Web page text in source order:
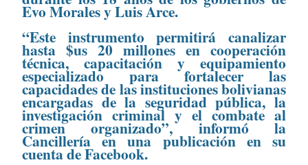
Evo Morales y Luis Arce.
“Este instrumento permitirá canalizar
hasta $us 20 millones en cooperación
técnica, capacitación y equipamiento
especializado para fortalecer las
capacidades de las instituciones bolivianas
encargadas de la seguridad pública, la
investigación criminal y el combate al
crimen organizado”, informó la
Cancillería en una publicación en su
cuenta de Facebook.